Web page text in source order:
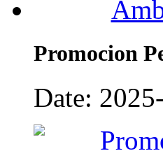
Promocion
Date: